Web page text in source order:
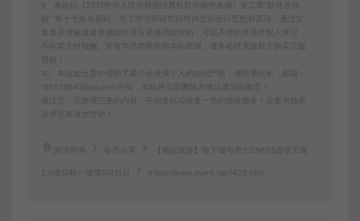
9、本站以《2013中华人民共和国计算机软件保护条例》第二章"软件菩作
权” 第十七条为原则：为了学习和研究软件内含的设计思想和原理，通过安
装显示传输或者存储软件等方式使用软件的，可以不经软件著作权人许可，
不向其支付报酬。若有学员需要商用本站资源，请务必联系版权方购买正版
10、本站如无意中侵犯了某个企业或个人的知识产权，请联系站长，邮箱：
185529643@qq.com告知，本站将立即删除并致以最深的歉意！
请注意：无所谓完美的内容，不包含BUG修复一类的修改服务！若要求较高
追求完美请勿赞助！
爱游网单 【搬运端游】地下城与勇士DNF95超变天诛
2.0虚拟机一键端GM后台 https://www.aywd.vip/1420.html